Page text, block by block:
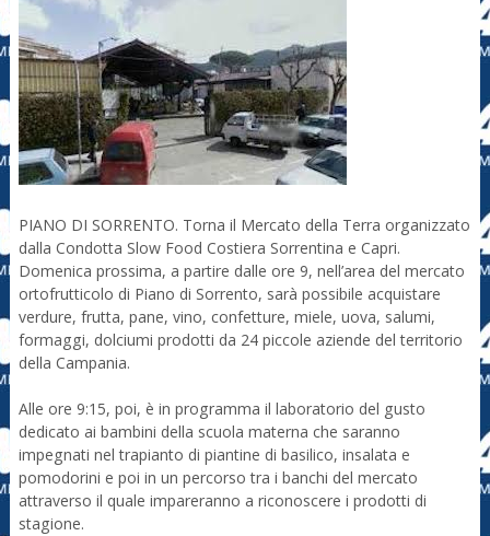
PIANO DI SORRENTO. Torna il Mercato della Terra organizzato
dalla Condotta Slow Food Costiera Sorrentina e Capri.
Domenica prossima, a partire dalle ore 9, nell’area del mercato
ortofrutticolo di Piano di Sorrento, sarà possibile acquistare
verdure, frutta, pane, vino, confetture, miele, uova, salumi,
formaggi, dolciumi prodotti da 24 piccole aziende del territorio
della Campania.
Alle ore 9:15, poi, è in programma il laboratorio del gusto
dedicato ai bambini della scuola materna che saranno
impegnati nel trapianto di piantine di basilico, insalata e
pomodorini e poi in un percorso tra i banchi del mercato
attraverso il quale impareranno a riconoscere i prodotti di
stagione.